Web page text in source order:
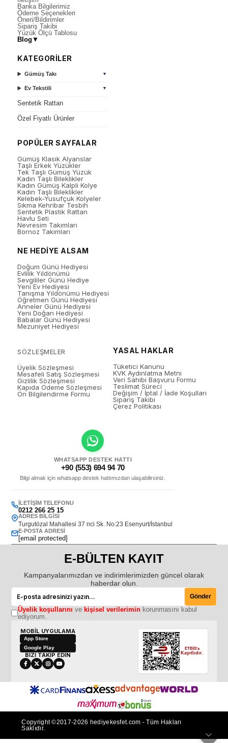
Banka Bilgilerimiz
Ödeme Seçenekleri
Öneri/Bildirimler
Sipariş Takibi
Yüzük Ölçü Tablosu
Blog ▼
KATEGORİLER
Gümüş Takı ▼
Ev Tekstili ▼
Sentetik Rattan
Özel Fiyatlı Ürünler
POPÜLER SAYFALAR
Gümüş Klasik Alyanslar
Taşlı Erkek Yüzükler
Tek Taşlı Gümüş Yüzük
Kadın Taşlı Bileklikler
Kadın Gümüş Kalpli Kolye
Kadın Taşlı Bileklikler
Kelebek-Yusufçuk Kolyeler
Sıkma Kehribar Tesbih
Sentetik Plastik Rattan
Havlu Seti
Nevresim Takımları
Bornoz Takımları
NE HEDİYE ALSAM
Doğum Günü Hediyesi
Evlilik Yıldönümü
Sevgililer Günü Hediye
Yeni Ev Hediyesi
Tanışma Yıldönümü Hediyesi
Öğretmen Günü Hediyesi
Anneler Günü Hediyesi
Yeni Doğan Hediyesi
Babalar Günü Hediyesi
Mezuniyet Hediyesi
SÖZLEŞMELER
Üyelik Sözleşmesi
Mesafeli Satış Sözleşmesi
Gizlilik Sözleşmesi
Kapıda Ödeme Sözleşmesi
Ön Bilgilendirme Formu
YASAL HAKLAR
Tüketici Kanunu
KVK Aydınlatma Metni
Veri Sahibi Başvuru Formu
Teslimat Süreci
Değişim / İptal / İade Koşulları
Sipariş Takibi
Çerez Politikası
WHATSAPP DESTEK HATTI
+90 (553) 694 94 70
Bilgi almak için whatsapp destek hattımızdan ulaşabilirsiniz.
İLETIŞIM TELEFONU
0212 266 25 15
ADRES BILGISI
Turgutözal Mahallesi 37 nci Sk. No:23 Esenyurt/İstanbul
E-POSTA ADRESI
[email protected]
E-BÜLTEN KAYIT
Kampanyalarımızdan ve indirimlerimizden güncel olarak
haberdar olun.
Gönder
Üyelik koşullarını ve kişisel verileriminkorunmasını kabul
ediyorum.
MOBİL UYGULAMA
App Store
Google Play
BİZİ TAKİP EDİN
ETBİS'e
Kayıtlıdır.
Copyright ©2017-2026 hediyekesfet.com - Tüm Hakları
Saklıdır.